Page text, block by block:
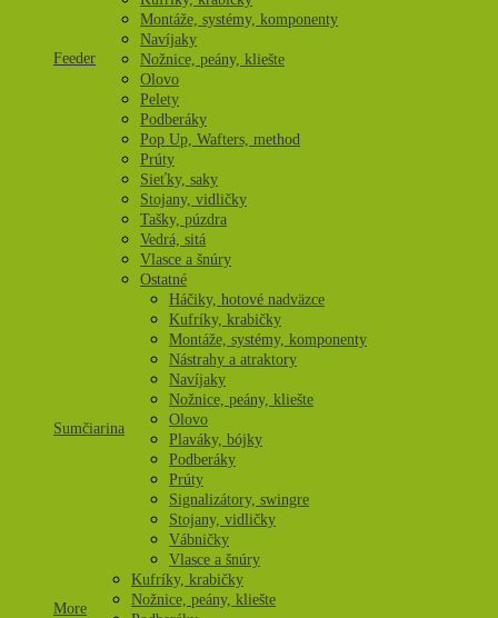
Feeder
Montáže, systémy, komponenty
Navíjaky
Nožnice, peány, kliešte
Olovo
Pelety
Podberáky
Pop Up, Wafters, method
Prúty
Sieťky, saky
Stojany, vidličky
Tašky, púzdra
Vedrá, sitá
Vlasce a šnúry
Ostatné
Sumčiarina
Háčiky, hotové nadväzce
Kufríky, krabičky
Montáže, systémy, komponenty
Nástrahy a atraktory
Navíjaky
Nožnice, peány, kliešte
Olovo
Plaváky, bójky
Podberáky
Prúty
Signalizátory, swingre
Stojany, vidličky
Vábničky
Vlasce a šnúry
More
Kufríky, krabičky
Nožnice, peány, kliešte